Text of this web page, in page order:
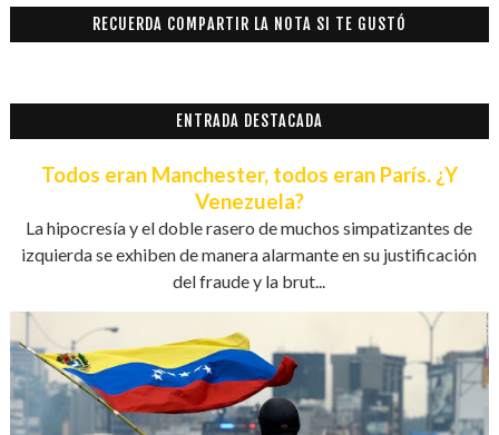
RECUERDA COMPARTIR LA NOTA SI TE GUSTÓ
ENTRADA DESTACADA
Todos eran Manchester, todos eran París. ¿Y
Venezuela?
La hipocresía y el doble rasero de muchos simpatizantes de
izquierda se exhiben de manera alarmante en su justificación
del fraude y la brut...